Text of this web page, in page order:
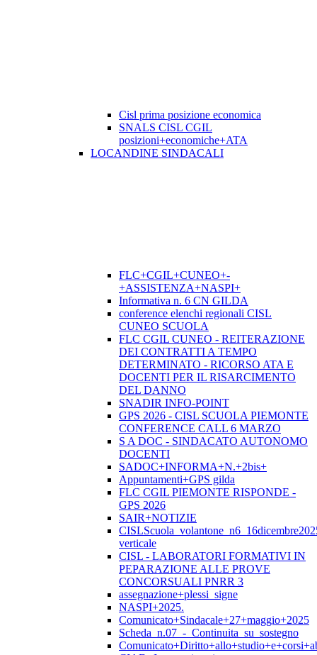
Cisl prima posizione economica
SNALS CISL CGIL
posizioni+economiche+ATA
LOCANDINE SINDACALI
FLC+CGIL+CUNEO+-
+ASSISTENZA+NASPI+
Informativa n. 6 CN GILDA
conference elenchi regionali CISL
CUNEO SCUOLA
FLC CGIL CUNEO - REITERAZIONE
DEI CONTRATTI A TEMPO
DETERMINATO - RICORSO ATA E
DOCENTI PER IL RISARCIMENTO
DEL DANNO
SNADIR INFO-POINT
GPS 2026 - CISL SCUOLA PIEMONTE
CONFERENCE CALL 6 MARZO
S A DOC - SINDACATO AUTONOMO
DOCENTI
SADOC+INFORMA+N.+2bis+
Appuntamenti+GPS gilda
FLC CGIL PIEMONTE RISPONDE -
GPS 2026
SAIR+NOTIZIE
verticale
CISL - LABORATORI FORMATIVI IN
PEPARAZIONE ALLE PROVE
CONCORSUALI PNRR 3
assegnazione+plessi_signe
NASPI+2025.
Comunicato+Sindacale+27+maggio+2025
Scheda_n.07_-_Continuita_su_sostegno